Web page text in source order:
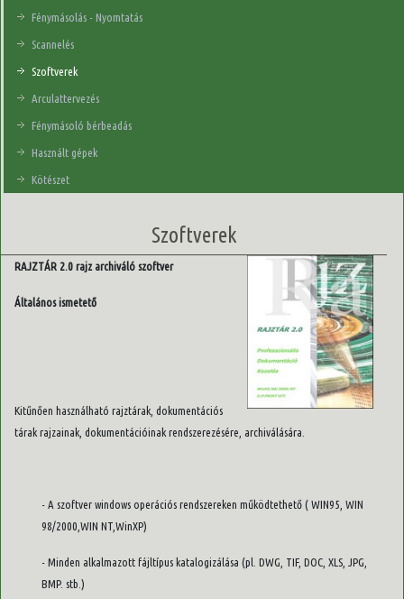
Fénymásolás - Nyomtatás
Scannelés
Szoftverek
Arculattervezés
Fénymásoló bérbeadás
Használt gépek
Kötészet
Szoftverek
RAJZTÁR 2.0 rajz archiváló szoftver
Általános ismetető
Kitűnően használható rajztárak, dokumentációs
tárak rajzainak, dokumentációinak rendszerezésére, archiválására.
- A szoftver windows operációs rendszereken működtethető ( WIN95, WIN
98/2000,WIN NT,WinXP)
- Minden alkalmazott fájltípus katalogizálása (pl. DWG, TIF, DOC, XLS, JPG,
BMP. stb.)